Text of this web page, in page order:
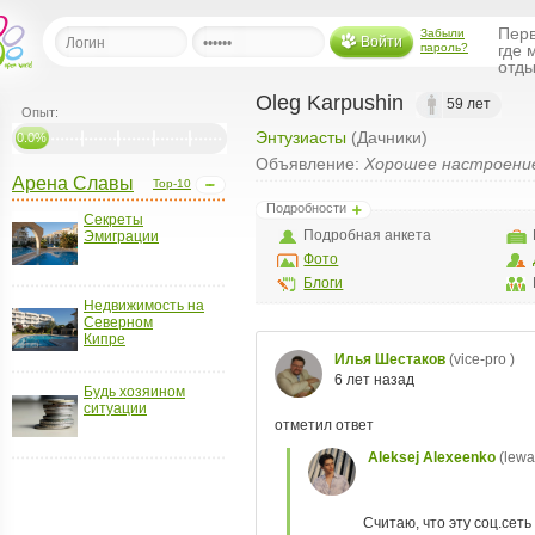
Войти
Забыли
пароль?
где
друзей
Опыт:
0.0%
Top-10
Арена Славы
Секреты
Эмиграции
Недвижимость на
Северном
Кипре
Будь хозяином
ситуации
Oleg Karpushin 59 лет
Энтузиасты (Дачники)
Объявление: Хорошее
Подробности
Подробная анкета
Фото
Блоги